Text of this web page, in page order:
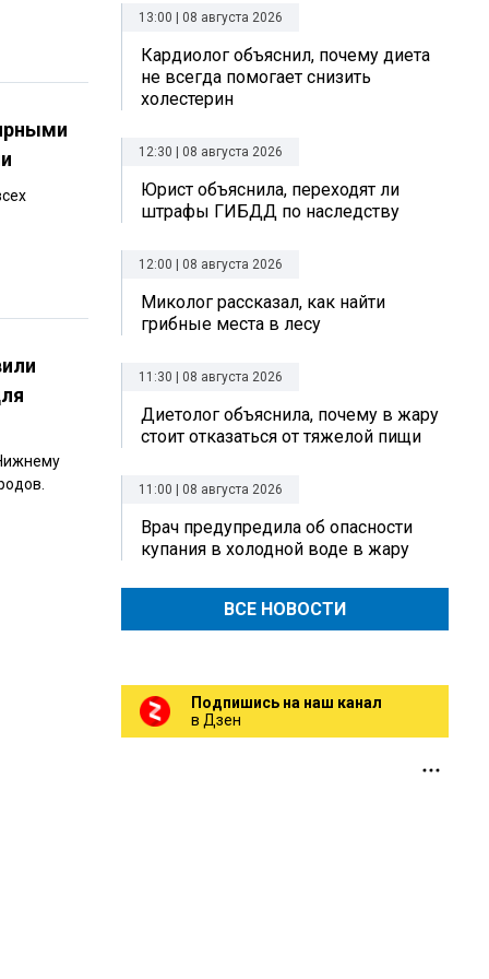
13:00 | 08 августа 2026
Кардиолог объяснил, почему диета
не всегда помогает снизить
холестерин
12:30 | 08 августа 2026
Юрист объяснила, переходят ли
штрафы ГИБДД по наследству
12:00 | 08 августа 2026
Миколог рассказал, как найти
грибные места в лесу
11:30 | 08 августа 2026
Диетолог объяснила, почему в жару
стоит отказаться от тяжелой пищи
11:00 | 08 августа 2026
Врач предупредила об опасности
купания в холодной воде в жару
ВСЕ НОВОСТИ
Подпишись на наш канал
в Дзен